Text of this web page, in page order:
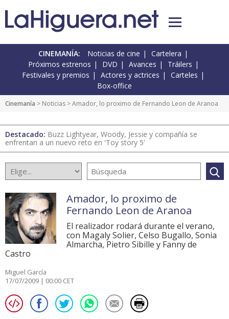
CINEMANÍA: Noticias de cine
Cartelera
Próximos estrenos
DVD Avances
Tráilers
Festivales y premios
Actores y actrices
Carteles
Box-office
Cinemanía > Noticias > Amador, lo proximo de Fernando Leon de Aranoa
Destacado: Buzz Lightyear, Woody, Jessie y compañía se
enfrentan a un nuevo reto en 'Toy story 5'
Amador, lo proximo de
Fernando Leon de Aranoa
El realizador rodará durante el verano,
con Magaly Solier, Celso Bugallo, Sonia
Almarcha, Pietro Sibille y Fanny de
Castro
Miguel García
17/07/2009 | 00:00 CET